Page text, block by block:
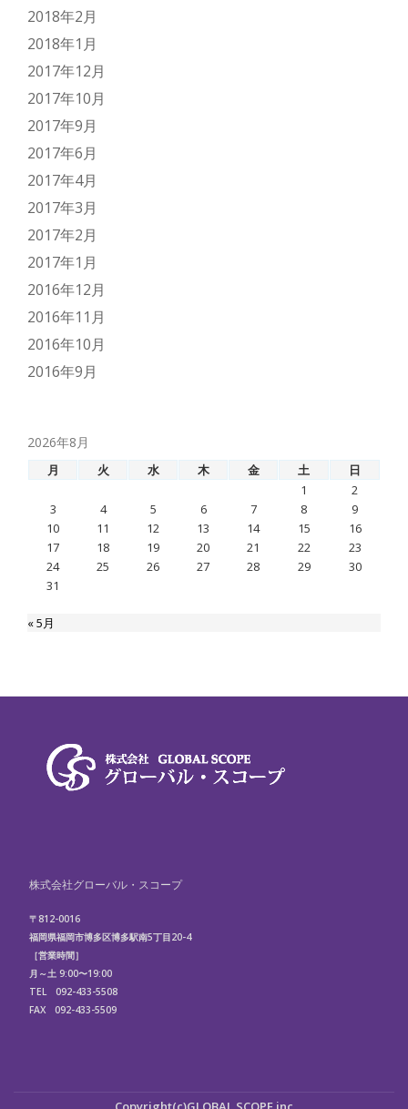
2018年2月
2018年1月
2017年12月
2017年10月
2017年9月
2017年6月
2017年4月
2017年3月
2017年2月
2017年1月
2016年12月
2016年11月
2016年10月
2016年9月
2026年8月
月 火 水 木 金 土
日
1
2
3
4 5 6 7 8
9
10
11 12 13 14 15
16
17
18 19 20 21 22
23
24
25 26 27 28 29
30
31
« 5月
株式会社グローバル・スコープ
〒812-0016
福岡県福岡市博多区博多駅南5丁目20-4
［営業時間］
月～土 9:00〜19:00
TEL 092-433-5508
FAX 092-433-5509